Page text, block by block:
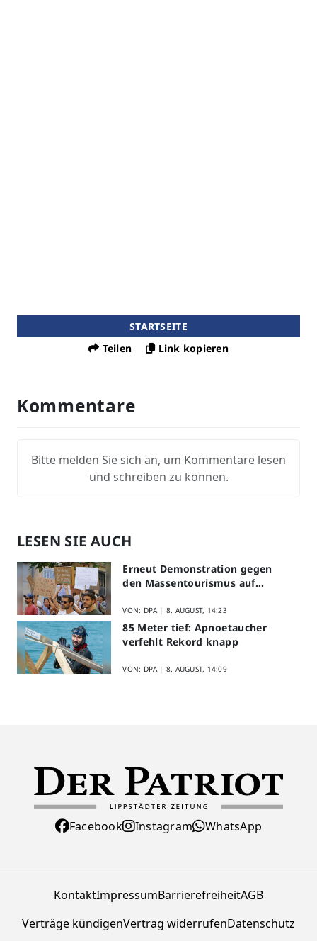
STARTSEITE
Teilen
Link kopieren
Kommentare
Bitte melden Sie sich an, um Kommentare lesen
und schreiben zu können.
LESEN SIE AUCH
Erneut Demonstration gegen
den Massentourismus auf
VON: DPA | 8. AUGUST, 14:23
85 Meter tief: Apnoetaucher
verfehlt Rekord knapp
VON: DPA | 8. AUGUST, 14:09
Facebook Instagram WhatsApp
KontaktImpressumBarrierefreiheitAGB
Verträge kündigenVertrag widerrufenDatenschutz